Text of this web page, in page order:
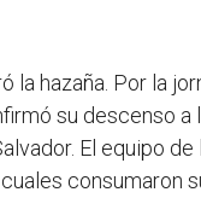
la hazaña. Por la
su descenso a
El equipo
consumaron